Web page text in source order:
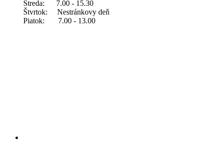
Streda: 7.00 - 15.30
Štvrtok: Nestránkovy deň
Piatok: 7.00 - 13.00